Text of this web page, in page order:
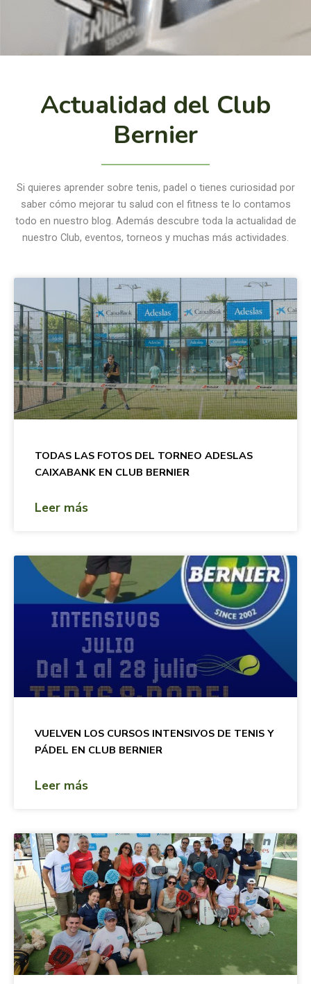
Actualidad del Club
Bernier
Si quieres aprender sobre tenis, padel o tienes curiosidad por
saber cómo mejorar tu salud con el fitness te lo contamos
todo en nuestro blog. Además descubre toda la actualidad de
nuestro Club, eventos, torneos y muchas más actividades.
TODAS LAS FOTOS DEL TORNEO ADESLAS
CAIXABANK EN CLUB BERNIER
Leer más
VUELVEN LOS CURSOS INTENSIVOS DE TENIS Y
PÁDEL EN CLUB BERNIER
Leer más
PagePagePage Page